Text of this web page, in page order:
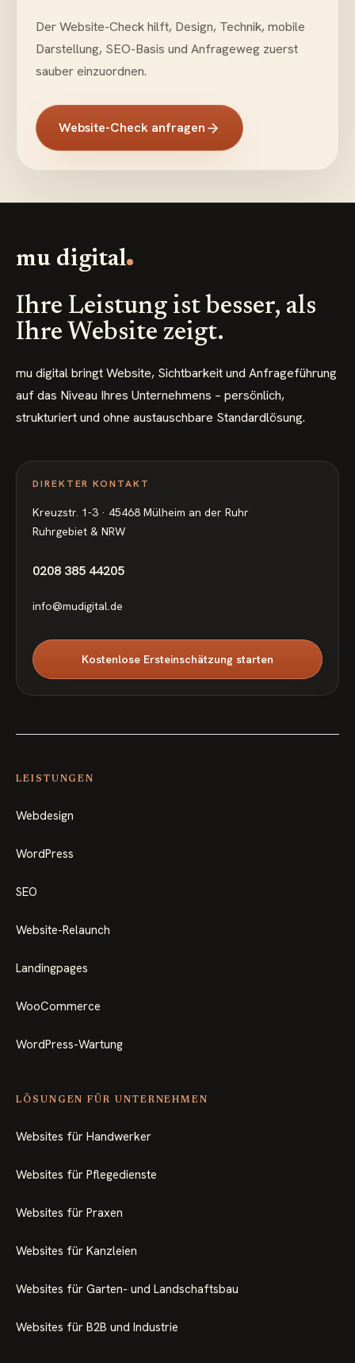
Der Website-Check hilft, Design, Technik, mobile
Darstellung, SEO-Basis und Anfrageweg zuerst
sauber einzuordnen.
Website-Check anfragen
mu digital
Ihre Leistung ist besser, als
Ihre Website zeigt.
mu digital bringt Website, Sichtbarkeit und Anfrageführung
auf das Niveau Ihres Unternehmens – persönlich,
strukturiert und ohne austauschbare Standardlösung.
DIREKTER KONTAKT
Kreuzstr. 1-3 · 45468 Mülheim an der Ruhr
Ruhrgebiet & NRW
0208 385 44205
info@mudigital.de
Kostenlose Ersteinschätzung starten
LEISTUNGEN
Webdesign
WordPress
SEO
Website-Relaunch
Landingpages
WooCommerce
WordPress-Wartung
LÖSUNGEN FÜR UNTERNEHMEN
Websites für Handwerker
Websites für Pflegedienste
Websites für Praxen
Websites für Kanzleien
Websites für Garten- und Landschaftsbau
Websites für B2B und Industrie